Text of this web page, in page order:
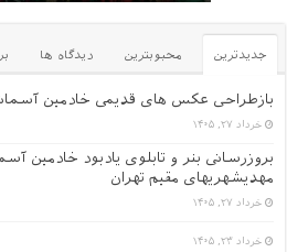
جدیدترین محبوبترین دیدگاه ها
بازطراحی عکس های قدیمی خادمین
خرداد ۲۷, ۱۴۰۵
بروزرسانی بنر و تابلوی یادبود خادمین
مهدیشهریهای مقیم تهران
خرداد ۲۷, ۱۴۰۵
خرداد ۲۳, ۱۴۰۵